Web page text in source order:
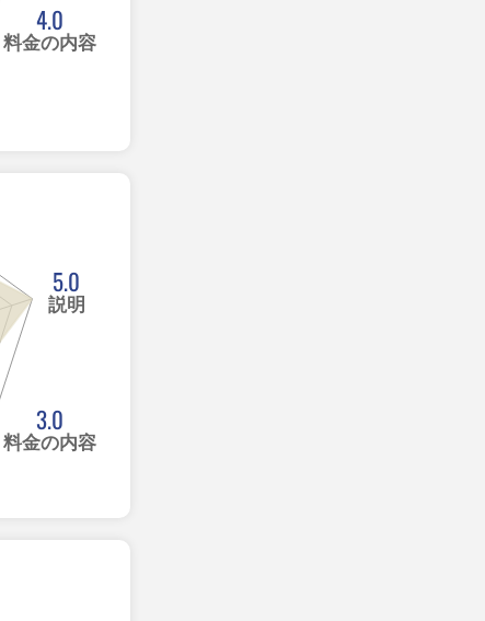
4.0
料金の内容
5.0
説明
3.0
料金の内容